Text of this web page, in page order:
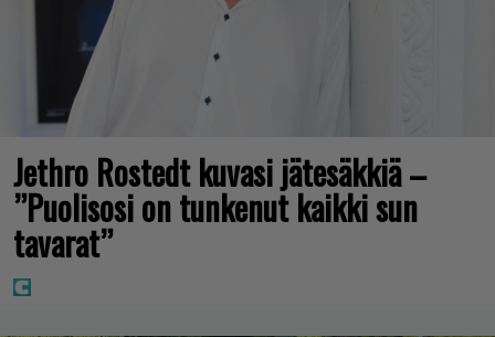
Jethro Rostedt kuvasi jätesäkkiä –
”Puolisosi on tunkenut kaikki sun
tavarat”